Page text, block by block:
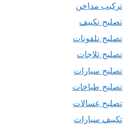
تركيب مداخن
تصليح تكييف
تصليح تلفونات
تصليح ثلاجات
تصليح سيارات
تصليح طباخات
تصليح غسالات
تكييف سيارات